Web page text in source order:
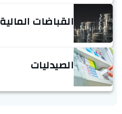
القباضات المالية
الصيدليات